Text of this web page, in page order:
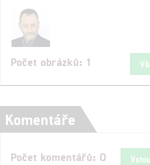
Počet obrázků: 1
Komentáře
Počet komentářů: 0